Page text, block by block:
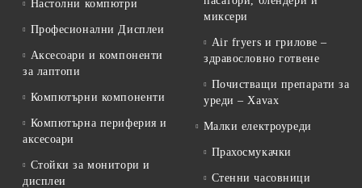
Настолни компютри
Професионални Дисплеи
Аксесоари и компоненти
за лаптопи
Компютърни компоненти
Компютърна периферия и
аксесоари
Стойки за монитори и
дисплеи
миксери
Air fryers и грилове –
здравословно готвене
Почистващи препарати за
уреди – Xavax
Малки електроуреди
Прахосмукачки
Стенни часовници